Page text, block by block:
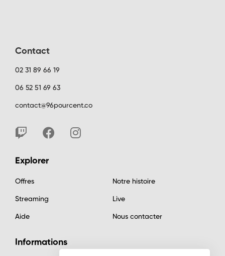
Contact
02 31 89 66 19
06 52 51 69 63
contact@96pourcent.co
Explorer
Offres Notre histoire
Streaming Live
Aide Nous contacter
Informations